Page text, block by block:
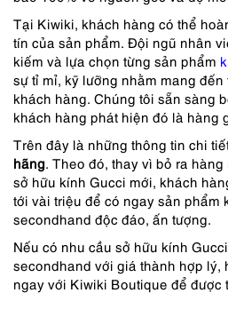
Tại Kiwiki, khách hàng có thể
tín của sản phẩm. Đội ngũ nhân
kiếm và lựa chọn từng sản phẩm
sự tỉ mỉ, kỹ lưỡng nhằm mang
khách hàng. Chúng tôi sẵn sàng
khách hàng phát hiện đó là hàng
Trên đây là những thông tin chi
hãng. Theo đó, thay vì bỏ ra
sở hữu kính Gucci mới, khách
tới vài triệu để có ngay sản phẩm
secondhand độc đáo, ấn tượng.
Nếu có nhu cầu sở hữu kính
secondhand với giá thành hợp lý,
ngay với Kiwiki Boutique để được